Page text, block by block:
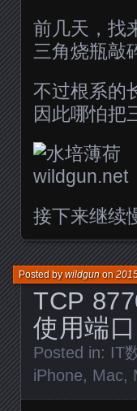
前几天，找
三角烧瓶敲
不过根系的
因此哪怕把
接下来继
TCP
使用端口
Posted bywildgunon
Posted in: IT
iPhone, Mac,